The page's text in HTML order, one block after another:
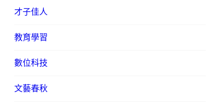
才子佳人
教育學習
數位科技
文藝春秋